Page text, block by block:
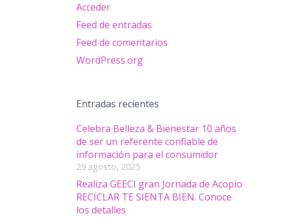
Acceder
Feed de entradas
Feed de comentarios
WordPress.org
Entradas recientes
Celebra Belleza & Bienestar 10 años
de ser un referente confiable de
información para el consumidor
29 agosto, 2025
Realiza GEECI gran Jornada de Acopio
RECICLAR TE SIENTA BIEN. Conoce
los detalles